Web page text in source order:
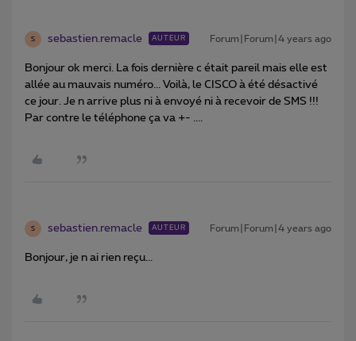
S sebastien.remacle AUTEUR Forum|Forum|4 years ago
Bonjour ok merci. La fois dernière c était pareil mais elle est
allée au mauvais numéro... Voilà, le CISCO à été désactivé
ce jour. Je n arrive plus ni à envoyé ni à recevoir de SMS !!!
Par contre le téléphone ça va +- ....
S sebastien.remacle AUTEUR Forum|Forum|4 years ago
Bonjour, je n ai rien reçu...